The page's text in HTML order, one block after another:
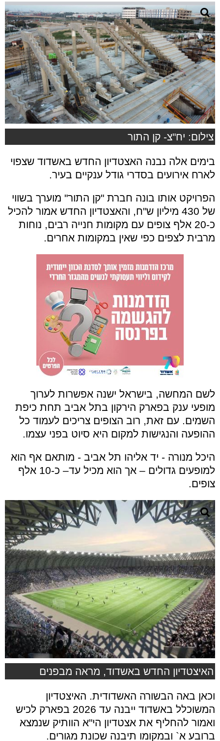
צילום: יח"צ- קן התור
בימים אלה נבנה האצטדיון החדש באשדוד שצפוי
לארח אירועים בסדרי גודל ענקיים בעיר.
הפרויקט אותו בונה חברת "קן התור" מוערך בשווי
של 430 מיליון ש"ח, והאצטדיון החדש אמור להכיל
כ-20 אלף צופים עם מקומות חנייה רבים, נוחות
מרבית לצפים כפי שאין במקומות אחרים.
לשם המחשה, בישראל ישנה אפשרות לערוך
מופעי ענק בפארק הירקון בתל אביב תחת כיפת
השמים. עם זאת, רוב הצופים צריכים לעמוד כל
ההופעה והנגישות למקום היא סיוט בפני עצמו.
היכל מנורה - יד אליהו תל אביב - מותאם אף הוא
למופעים גדולים – אך הוא מכיל עד– כ-10 אלף
צופים.
האיצטדיון החדש באשדוד, מראה מבפנים
וכאן באה הבשורה האשדודית. האיצטדיון
המשוכלל באשדוד ייבנה עד 2026 בפארק לכיש
ואמור להחליף את אצטדיון הי"א הוותיק שנמצא
ברובע א` ובמקומו תיבנה שכונת מגורים.